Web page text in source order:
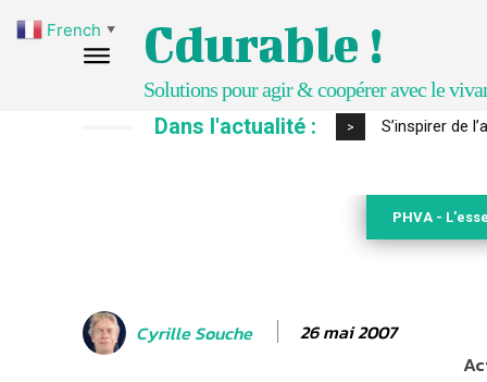
Cdurable !
Solutions pour agir & coopérer avec le
Dans l'actualité : > IPBES : le «
PHVA -
Cyrille Souche 26 mai 2007
French ▼